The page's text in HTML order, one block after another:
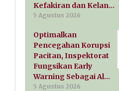
Kefakiran dan Kelan…
5 Agustus 2026
Optimalkan
Pencegahan Korupsi
Pacitan, Inspektorat
Fungsikan Early
Warning Sebagai Al…
5 Agustus 2026